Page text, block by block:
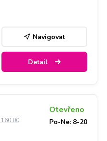
Navigovat
Detail
00
Otevřeno
Po-Ne: 8-20